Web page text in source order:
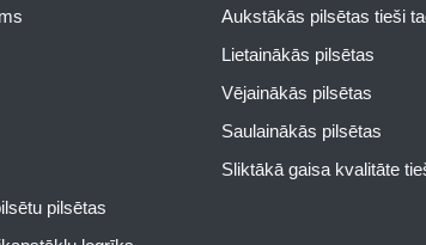
pilsētas
Aukstākās pilsētas tieši
Lietainākās pilsētas
Vējainākās pilsētas
Saulainākās pilsētas
Sliktākā gaisa kvalitāte